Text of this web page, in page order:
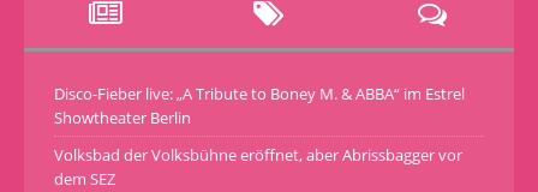
Disco-Fieber live: „A Tribute to Boney M. & ABBA“ im Estrel
Showtheater Berlin
Volksbad der Volksbühne eröffnet, aber Abrissbagger vor
dem SEZ